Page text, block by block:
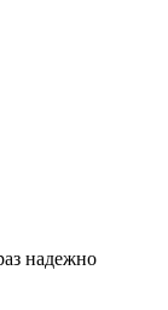
надежно